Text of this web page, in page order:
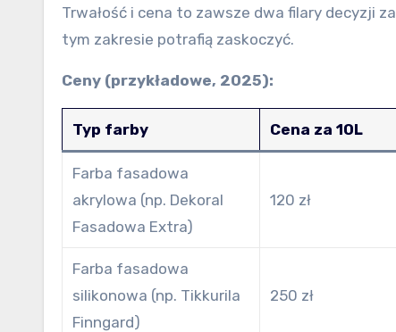
Trwałość i cena to zawsze dwa filary decyzji
tym zakresie potrafią zaskoczyć.
Ceny (przykładowe, 2025):
Typ farby Cena za 10L
Farba fasadowa
akrylowa (np. Dekoral
Fasadowa Extra)
120 zł
Farba fasadowa
silikonowa (np. Tikkurila
Finngard)
250 zł